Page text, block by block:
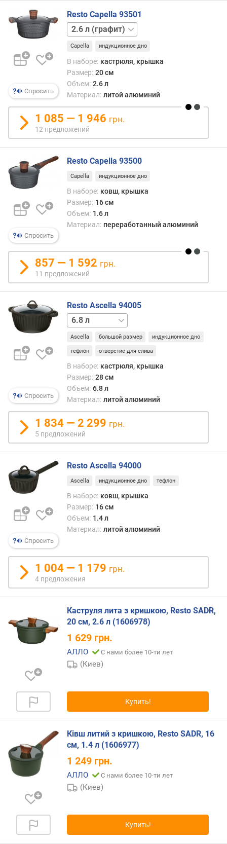
н
а
(
м
м
т
щ
н
с
т
е
н
о
(
м
м
)
в
е
с
(
Спросить
Resto Capella 93501
4.6 л 6.6 л
Capella индукционное дно
В наборе: кастрюля, крышка
Размер: 20 см
Объем: 2.6 л
Материал: литой алюминий
1 085 — 1 946 грн.
12 предложений
Спросить
Resto Capella 93500
Capella индукционное дно
В наборе: ковш, крышка
Размер: 16 см
Объем: 1.6 л
Материал: переработанный алюминий
857 — 1 592 грн.
11 предложений
Спросить
Resto Ascella 94005
2.6 л 4.6 л
Ascella большой размер индукционное дно
тефлон отверстие для слива
В наборе: кастрюля, крышка
Размер: 28 см
Объем: 6.8 л
Материал: литой алюминий
1 834 — 2 299 грн.
5 предложений
Спросить
Resto Ascella 94000
Ascella индукционное дно тефлон
В наборе: ковш, крышка
Размер: 16 см
Объем: 1.4 л
Материал: литой алюминий
1 004 — 1 179 грн.
4 предложения
Каструля лита з кришкою, Resto SADR,
20 см, 2.6 л (1606978)
1 629 грн.
АЛЛО С нами более 10-ти лет
(Киев)
Купить!
Ківш литий з кришкою, Resto SADR, 16
см, 1.4 л (1606977)
1 249 грн.
АЛЛО С нами более 10-ти лет
(Киев)
Купить!